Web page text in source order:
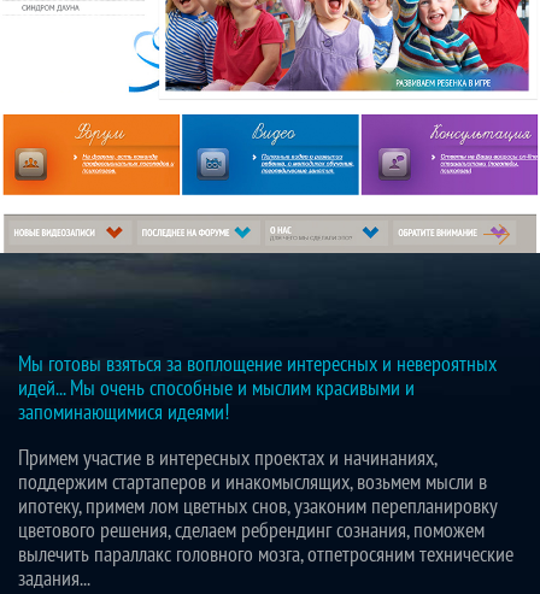
Мы готовы взяться за воплощение интересных и невероятных
идей... Мы очень способные и мыслим красивыми и
запоминающимися идеями!
Примем участие в интересных проектах и начинаниях,
поддержим стартаперов и инакомыслящих, возьмем мысли в
ипотеку, примем лом цветных снов, узаконим перепланировку
цветового решения, сделаем ребрендинг сознания, поможем
вылечить параллакс головного мозга, отпетросяним технические
задания...